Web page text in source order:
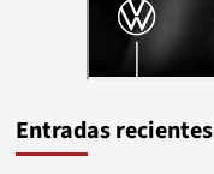
Entradas recientes